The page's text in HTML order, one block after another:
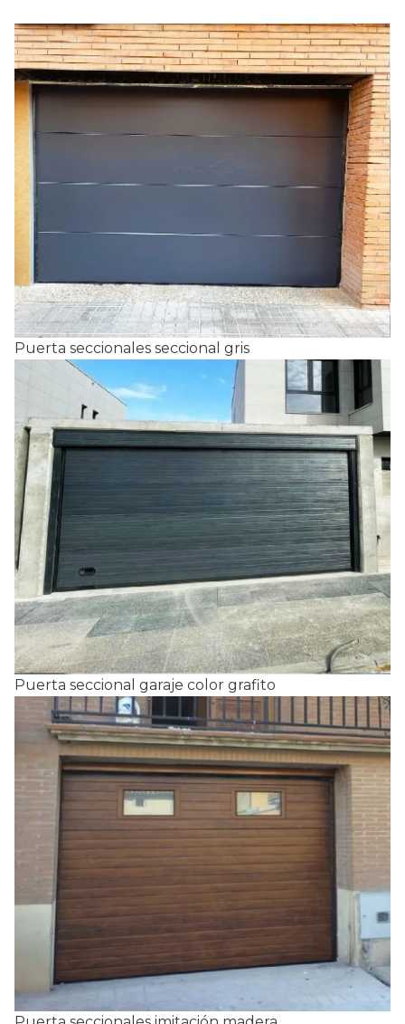
Puerta seccionales seccional gris
Puerta seccional garaje color grafito